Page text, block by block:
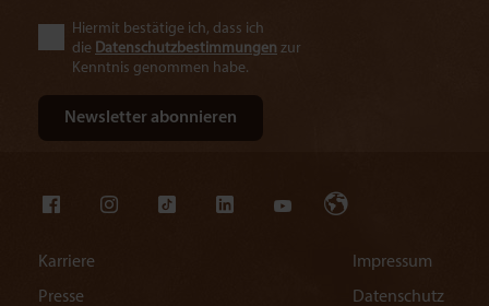
Karriere
Presse
Impressum
Datenschutz
Hiermit bestätige ich, dass ich
die Datenschutzbestimmungen zur
Kenntnis genommen habe.